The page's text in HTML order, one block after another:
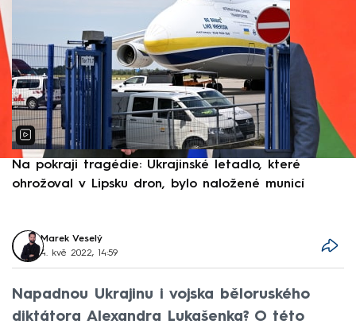
Na pokraji tragédie: Ukrajinské letadlo, které
ohrožoval v Lipsku dron, bylo naložené municí
Marek Veselý
4. kvě 2022, 14:59
Napadnou Ukrajinu i vojska běloruského
diktátora Alexandra Lukašenka? O této